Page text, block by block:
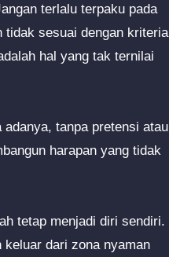
terlalu terpaku pada
tidak sesuai dengan kriteria
hal yang tak ternilai
tanpa pretensi atau
harapan yang tidak
tetap menjadi diri sendiri.
dari zona nyaman